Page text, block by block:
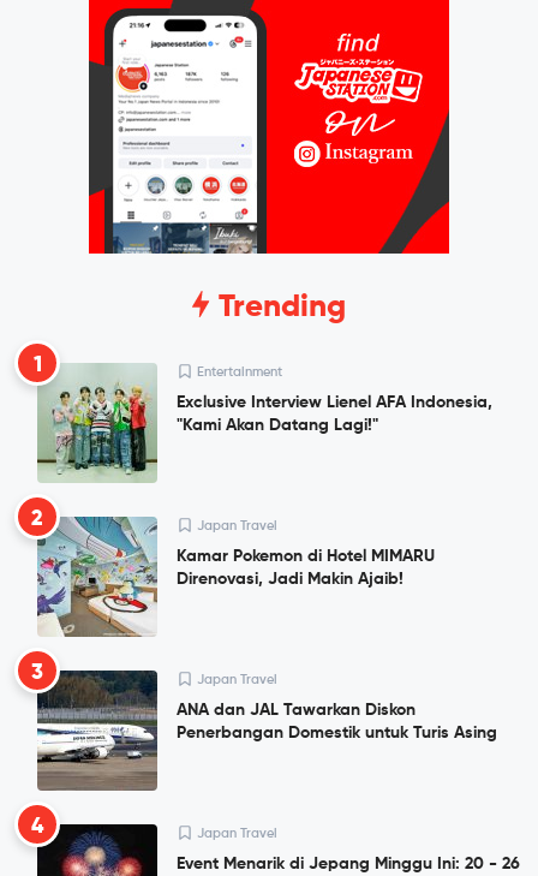
Trending
1 Entertainment
Exclusive Interview Lienel AFA Indonesia,
"Kami Akan Datang Lagi!"
2 Japan Travel
Kamar Pokemon di Hotel MIMARU
Direnovasi, Jadi Makin Ajaib!
3 Japan Travel
ANA dan JAL Tawarkan Diskon
Penerbangan Domestik untuk Turis Asing
4 Japan Travel
Event Menarik di Jepang Minggu Ini: 20 - 26